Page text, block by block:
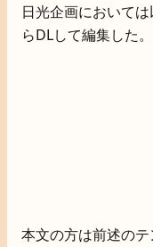
日光企画において
らDLして編集した。
本文の方は前述の